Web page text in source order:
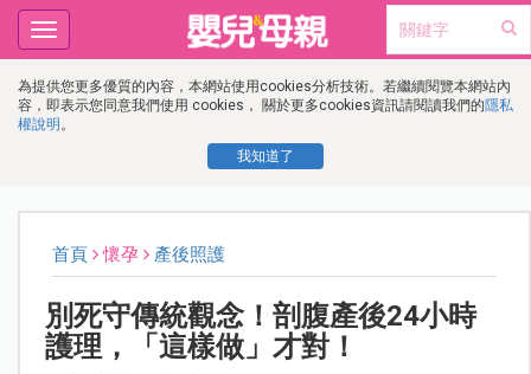
為提供您更多優質的內容，本網站使用cookies分析技術。若繼續閱覽本網站內
容，即表示您同意我們使用 cookies， 關於更多cookies資訊請閱讀我們的隱私
權說明 。
我知道了
Toggle
navigation
首頁 懷孕 產後照護
別死守傳統觀念！剖腹產後24小時
護理，「這樣做」才對！